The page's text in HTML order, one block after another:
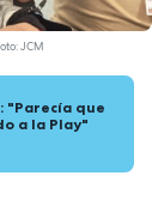
JCM
"Parecía que
a la Play"